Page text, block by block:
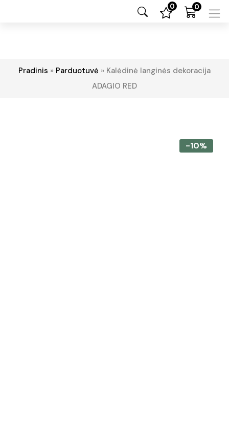
0 0
Pradinis » Parduotuvė » Kalėdinė langinės dekoracija
ADAGIO RED
-10%